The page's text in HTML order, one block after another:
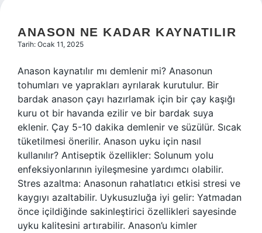
ANASON NE KADAR KAYNATILIR
Tarih: Ocak 11, 2025
Anason kaynatılır mı demlenir mi? Anasonun
tohumları ve yaprakları ayrılarak kurutulur. Bir
bardak anason çayı hazırlamak için bir çay kaşığı
kuru ot bir havanda ezilir ve bir bardak suya
eklenir. Çay 5-10 dakika demlenir ve süzülür. Sıcak
tüketilmesi önerilir. Anason uyku için nasıl
kullanılır? Antiseptik özellikler: Solunum yolu
enfeksiyonlarının iyileşmesine yardımcı olabilir.
Stres azaltma: Anasonun rahatlatıcı etkisi stresi ve
kaygıyı azaltabilir. Uykusuzluğa iyi gelir: Yatmadan
önce içildiğinde sakinleştirici özellikleri sayesinde
uyku kalitesini artırabilir. Anason’u kimler